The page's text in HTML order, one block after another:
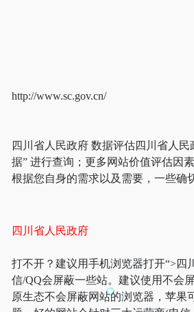
http://www.sc.gov.cn/
四川省人民政府 数据评估四川省人
据” 进行查询；更多网站价值评估因
根据您自身的需求以及需要，一些确
四川省人民政府
打不开？建议用手机浏览器打开“>四
信/QQ会屏蔽一些站。建议使用不会
原生态不会屏蔽网站的浏览器，苹果